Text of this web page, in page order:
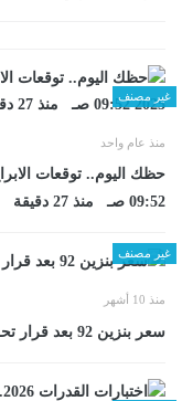
غير مصنف
منذ عام واحد
09:52 صـ منذ 27 دقيقة
غير مصنف
منذ 10 أشهر
سعر بنزين 92 بعد قرار تحريك أسعار المنتجات البترولية